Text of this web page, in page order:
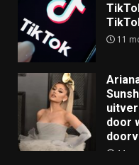
11
door
11